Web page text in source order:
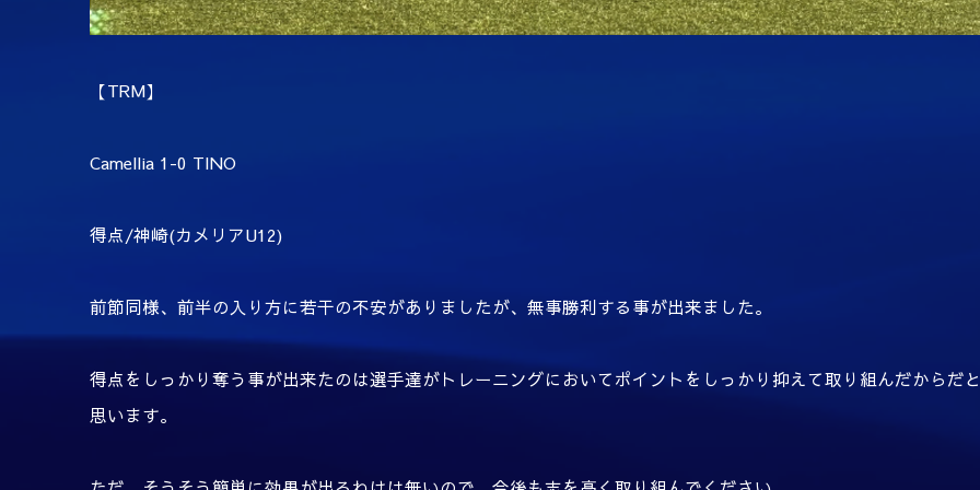
【TRM】
Camellia 1-0 TINO
得点/神崎(カメリアU12)
前節同様、前半の入り方に若干の不安がありましたが、無事勝利する事が出来ました。
得点をしっかり奪う事が出来たのは選手達がトレーニングにおいてポイントをしっかり抑えて取り組んだからだ
思います。